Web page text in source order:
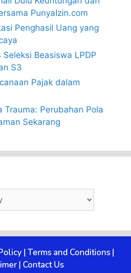
PunyaIzin.com
Penghasil Uang yang
Beasiswa LPDP
S3
Pajak dalam
Trauma: Perubahan Pola
Sekarang
| Terms and Conditions|
| Contact Us